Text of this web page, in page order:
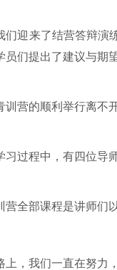
来了结营答辩演练
员们提出了建议与期
的顺利举行离不开
过程中，有四位导
部课程是讲师们以
，我们一直在努力